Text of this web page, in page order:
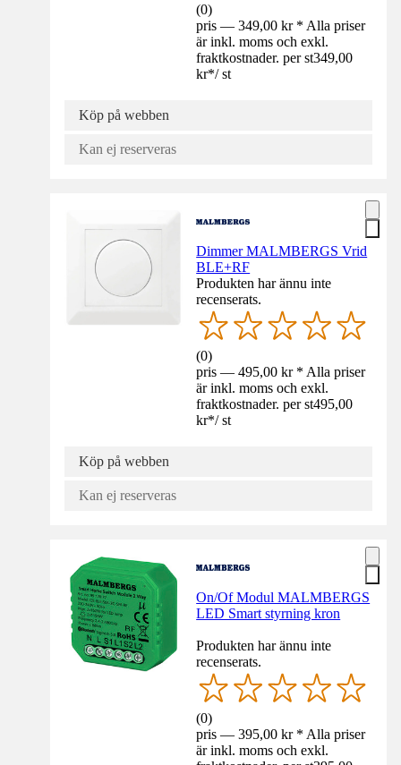
(0)
pris — 349,00 kr * Alla priser
är inkl. moms och exkl.
fraktkostnader. per st349,00
kr*/ st
Köp på webben
Kan ej reserveras
Dimmer MALMBERGS Vrid
BLE+RF
Produkten har ännu inte
recenserats.
(0)
pris — 495,00 kr * Alla priser
är inkl. moms och exkl.
fraktkostnader. per st495,00
kr*/ st
Köp på webben
Kan ej reserveras
On/Of Modul MALMBERGS
LED Smart styrning kron
Produkten har ännu inte
recenserats.
(0)
pris — 395,00 kr * Alla priser
är inkl. moms och exkl.